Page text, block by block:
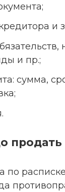
и
и пр.;
сумма,
продать
по